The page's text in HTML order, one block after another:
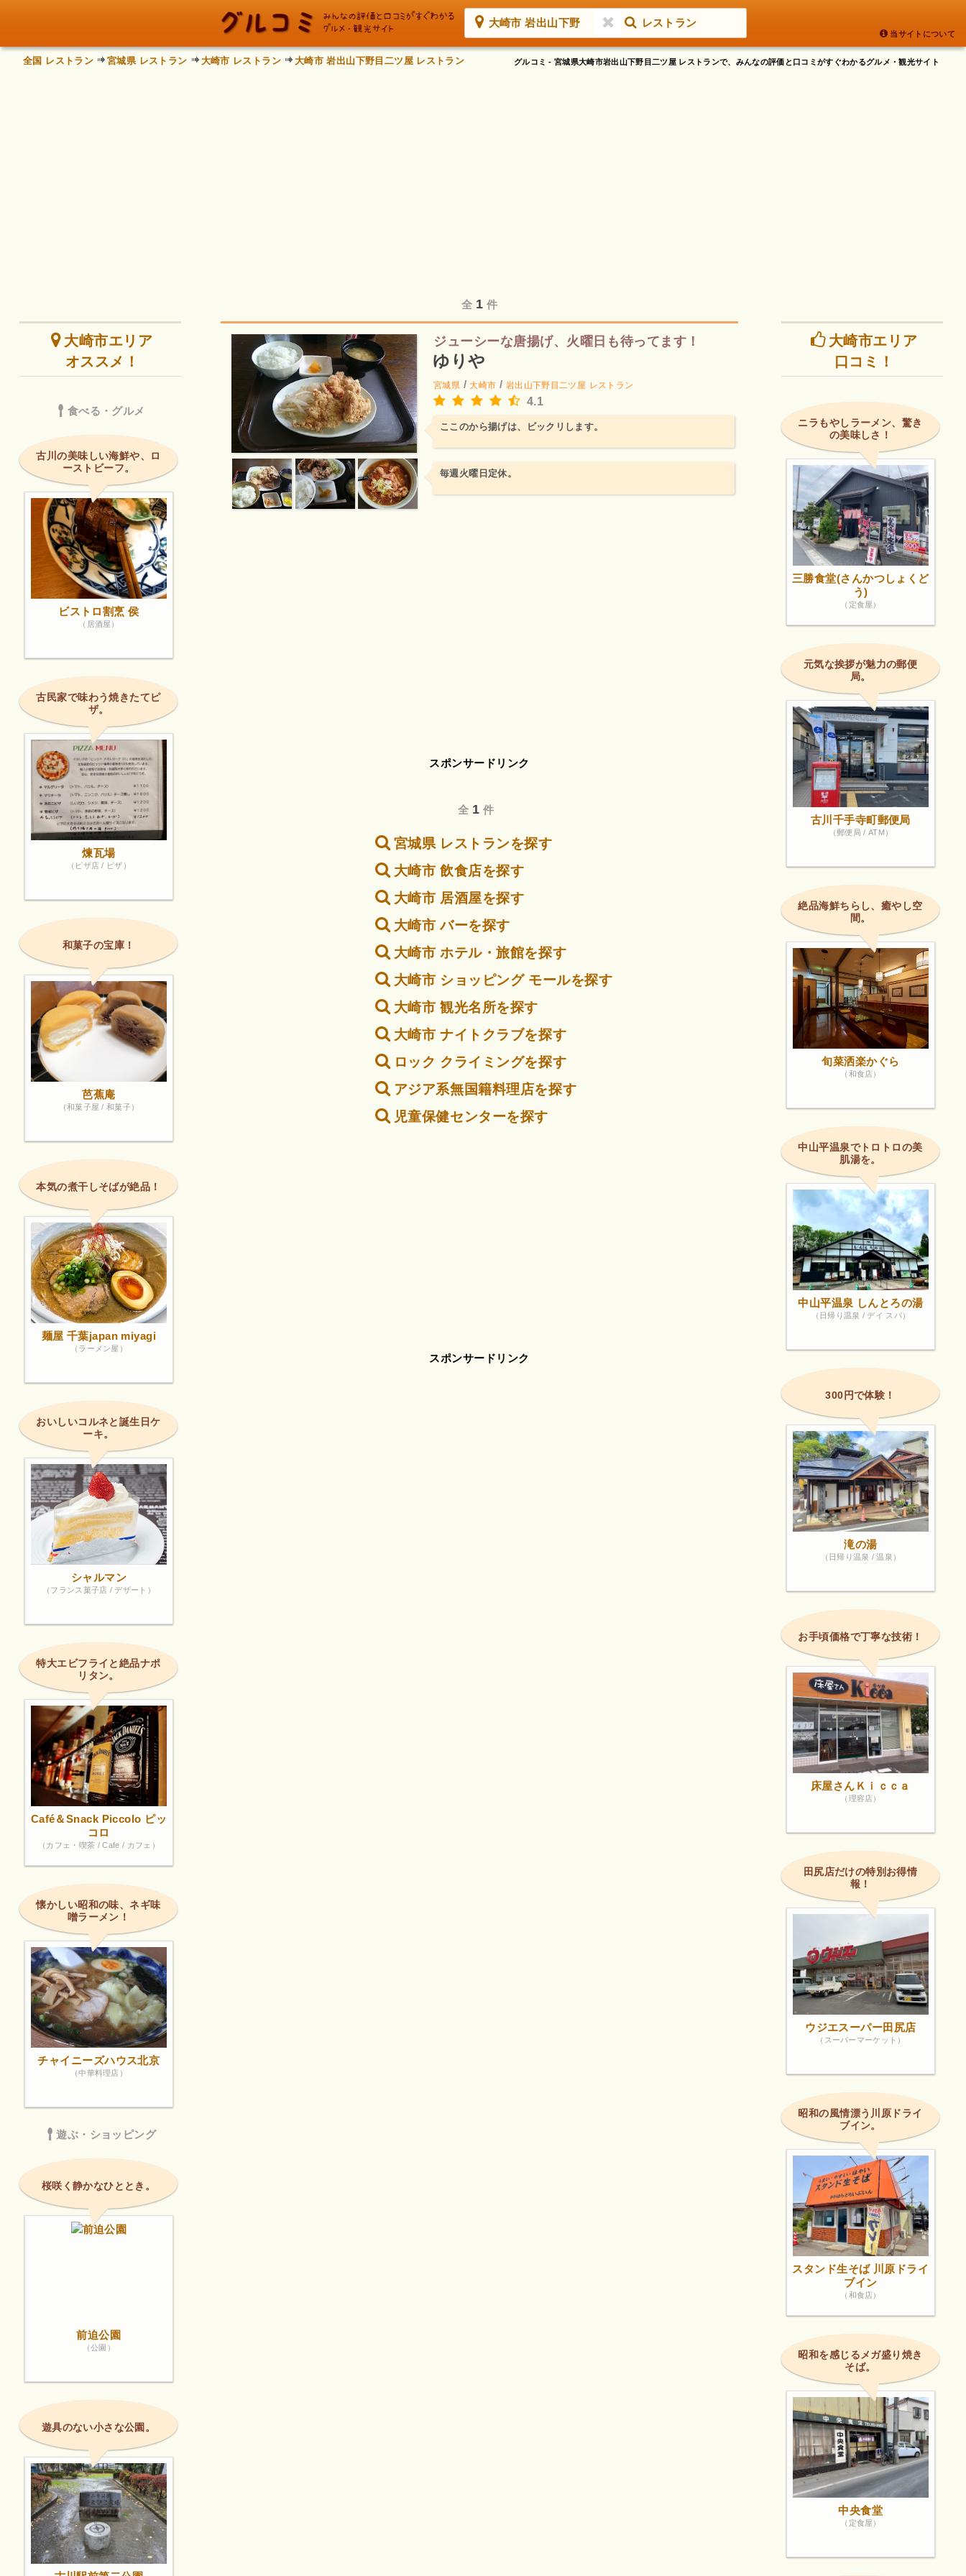
大崎市 岩出山下野 レストラン
当サイトについて
グルコミ - 宮城県大崎市岩出山下野目二ツ屋 レストランで、みんなの評価と口コミがすぐわかるグルメ・観光サイト
全国 レストラン 宮城県 レストラン 大崎市 レストラン 大崎市 岩出山下野目二ツ屋 レストラン
全 1 件
ジューシーな唐揚げ、火曜日も待ってます！
ゆりや
宮城県 / 大崎市 / 岩出山下野目二ツ屋 レストラン
4.1
ここのから揚げは、ビックリします。
毎週火曜日定休。
スポンサードリンク
全 1 件
宮城県 レストランを探す
大崎市 飲食店を探す
大崎市 居酒屋を探す
大崎市 バーを探す
大崎市 ホテル・旅館を探す
大崎市 ショッピング モールを探す
大崎市 観光名所を探す
大崎市 ナイトクラブを探す
ロック クライミングを探す
アジア系無国籍料理店を探す
児童保健センターを探す
スポンサードリンク
大崎市エリア
オススメ！
食べる・グルメ
古川の美味しい海鮮や、ロ
ーストビーフ。
ビストロ割烹 侯
（居酒屋）
古民家で味わう焼きたてピ
ザ。
煉瓦場
（ピザ店 / ピザ）
和菓子の宝庫！
芭蕉庵
（和菓子屋 / 和菓子）
本気の煮干しそばが絶品！
麺屋 千葉japan miyagi
（ラーメン屋）
おいしいコルネと誕生日ケ
ーキ。
シャルマン
（フランス菓子店 / デザート）
特大エビフライと絶品ナポ
リタン。
Café＆Snack Piccolo ピッ
コロ
（カフェ・喫茶 / Cafe / カフェ）
懐かしい昭和の味、ネギ味
噌ラーメン！
チャイニーズハウス北京
（中華料理店）
遊ぶ・ショッピング
桜咲く静かなひととき。
前迫公園
（公園）
遊具のない小さな公園。
大崎市エリア
口コミ！
ニラもやしラーメン、驚き
の美味しさ！
三勝食堂(さんかつしょくど
う)
（定食屋）
元気な挨拶が魅力の郵便
局。
古川千手寺町郵便局
（郵便局 / ATM）
絶品海鮮ちらし、癒やし空
間。
旬菜洒楽かぐら
（和食店）
中山平温泉でトロトロの美
肌湯を。
中山平温泉 しんとろの湯
（日帰り温泉 / デイ スパ）
300円で体験！
滝の湯
（日帰り温泉 / 温泉）
お手頃価格で丁寧な技術！
床屋さんＫｉｃｃａ
（理容店）
田尻店だけの特別お得情
報！
ウジエスーパー田尻店
（スーパーマーケット）
昭和の風情漂う川原ドライ
ブイン。
スタンド生そば 川原ドライ
ブイン
（和食店）
昭和を感じるメガ盛り焼き
そば。
中央食堂
（定食屋）